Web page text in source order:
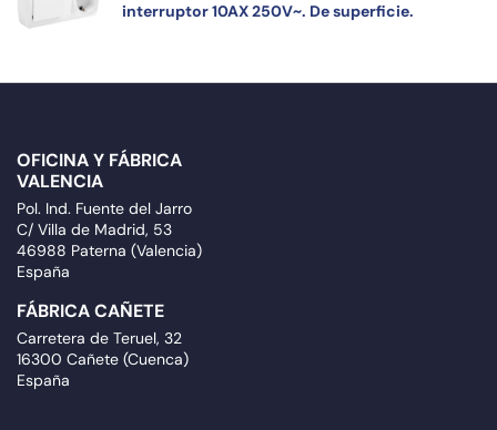
interruptor 10AX 250V~. De superficie.
OFICINA Y FÁBRICA
VALENCIA
Pol. Ind. Fuente del Jarro
C/ Villa de Madrid, 53
46988 Paterna (Valencia)
España
FÁBRICA CAÑETE
Carretera de Teruel, 32
16300 Cañete (Cuenca)
España